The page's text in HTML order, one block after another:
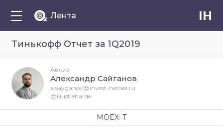
Лента IH
Тинькофф Отчет за 1Q2019
Автор
Александр Сайганов
a.sayganov@invest-heroes.ru
@Hustleharde
MOEX: T